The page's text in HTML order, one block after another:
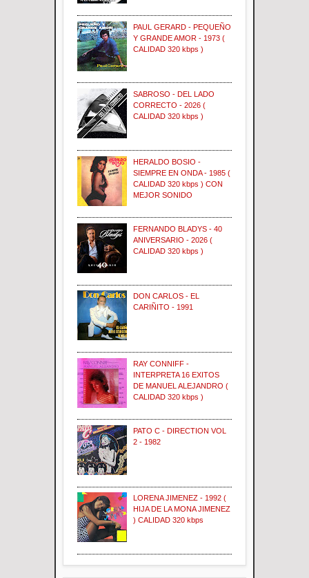
PAUL GERARD - PEQUEÑO
Y GRANDE AMOR - 1973 (
CALIDAD 320 kbps )
SABROSO - DEL LADO
CORRECTO - 2026 (
CALIDAD 320 kbps )
HERALDO BOSIO -
SIEMPRE EN ONDA - 1985 (
CALIDAD 320 kbps ) CON
MEJOR SONIDO
FERNANDO BLADYS - 40
ANIVERSARIO - 2026 (
CALIDAD 320 kbps )
DON CARLOS - EL
CARIÑITO - 1991
RAY CONNIFF -
INTERPRETA 16 EXITOS
DE MANUEL ALEJANDRO (
CALIDAD 320 kbps )
PATO C - DIRECTION VOL
2 - 1982
LORENA JIMENEZ - 1992 (
HIJA DE LA MONA JIMENEZ
) CALIDAD 320 kbps